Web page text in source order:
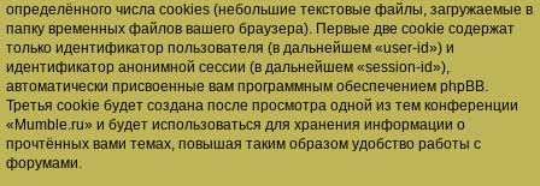
определённого числа cookies (небольшие текстовые файлы, загружаемые в
папку временных файлов вашего браузера). Первые две cookie содержат
только идентификатор пользователя (в дальнейшем «user-id») и
идентификатор анонимной сессии (в дальнейшем «session-id»),
автоматически присвоенные вам программным обеспечением phpBB.
Третья cookie будет создана после просмотра одной из тем конференции
«Mumble.ru» и будет использоваться для хранения информации о
прочтённых вами темах, повышая таким образом удобство работы с
форумами.